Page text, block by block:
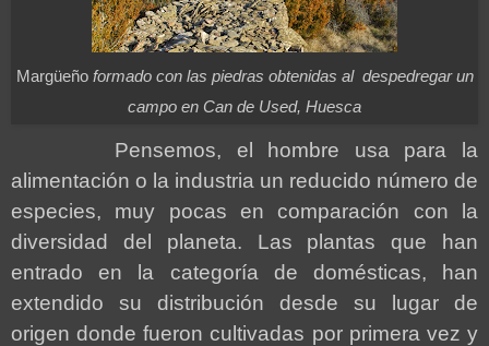
Margüeño formado con las piedras obtenidas al despedregar un
campo en Can de Used, Huesca
Pensemos, el hombre usa para la
alimentación o la industria un reducido número de
especies, muy pocas en comparación con la
diversidad del planeta. Las plantas que han
entrado en la categoría de domésticas, han
extendido su distribución desde su lugar de
origen donde fueron cultivadas por primera vez y